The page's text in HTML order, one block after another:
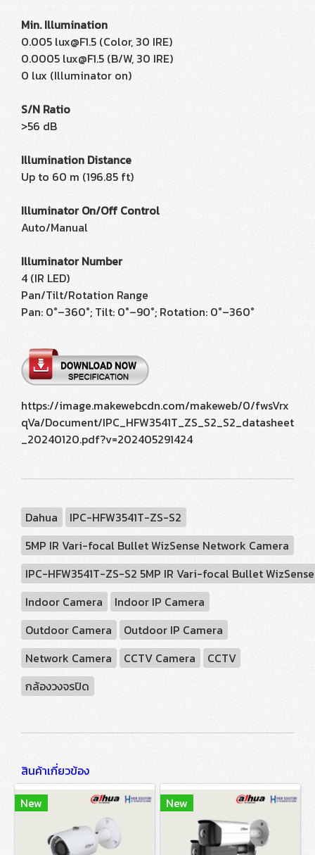
Min. Illumination
0.005 lux@F1.5 (Color, 30 IRE)
0.0005 lux@F1.5 (B/W, 30 IRE)
0 lux (Illuminator on)
S/N Ratio
>56 dB
Illumination Distance
Up to 60 m (196.85 ft)
Illuminator On/Off Control
Auto/Manual
Illuminator Number
4 (IR LED)
Pan/Tilt/Rotation Range
Pan: 0°–360°; Tilt: 0°–90°; Rotation: 0°–360°
https://image.makewebcdn.com/makeweb/0/fwsVrx
qVa/Document/IPC_HFW3541T_ZS_S2_S2_datasheet
_20240120.pdf?v=202405291424
Dahua
IPC-HFW3541T-ZS-S2
5MP IR Vari-focal Bullet WizSense Network Camera
IPC-HFW3541T-ZS-S2 5MP IR Vari-focal Bullet
Indoor Camera
Indoor IP Camera
Outdoor Camera
Outdoor IP Camera
Network Camera
CCTV Camera
CCTV
กล้องวงจรปิด
สินค้าเกี่ยวข้อง
New
New